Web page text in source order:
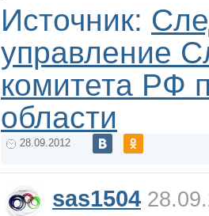
Источник:
управление
комитета РФ
области
28.09.2012
sas1504